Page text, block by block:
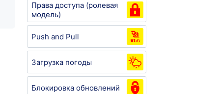
Права доступа (ролевая
модель)
Push and Pull
Загрузка погоды
Блокировка обновлений